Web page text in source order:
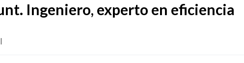
Ingeniero, experto en eficiencia